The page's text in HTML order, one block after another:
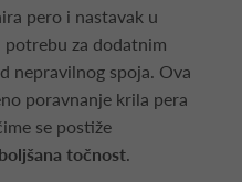
pero i nastavak u
za dodatnim
nepravilnog spoja. Ova
poravnanje krila pera
se postiže
točnost.